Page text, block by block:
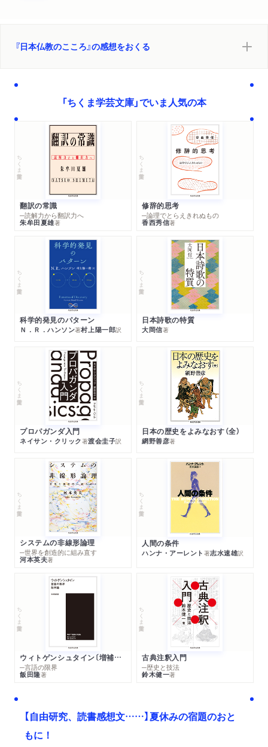
七 戒律
とは／鑑真の来日／天下の三戒壇／律宗／律と禅
ヨーガの起源／ヨーガ派／仏教のヨーガ／中国の禅／看話禅と
黙照禅／褝のさまざま
九 道元の坐禅
道元の立場／坐禅の特色／一如―道元と経典／只管打坐／無常
の意義／修行の理想／後進のために
心と仏／華厳経／華厳三昧／むすび
後記 宮坂宥勝
『日本仏教のこころ』の感想をおくる
「ちくま学芸文庫」でいま人気の本
ちくま学芸文庫
翻訳の常識
─読解力から翻訳力へ
朱牟田夏雄著
ちくま学芸文庫
修辞的思考
─論理でとらえきれぬもの
香西秀信著
ちくま学芸文庫
科学的発見のパターン
Ｎ．Ｒ．ハンソン著村上陽一郎訳
ちくま学芸文庫
日本詩歌の特質
大岡信著
ちくま学芸文庫
プロパガンダ入門
ネイサン・クリック著渡会圭子訳
ちくま学芸文庫
日本の歴史をよみなおす（全）
網野善彦著
ちくま学芸文庫
システムの非線形論理
─世界を創造的に組み直す
河本英夫著
ちくま学芸文庫
人間の条件
ハンナ・アーレント 著志水速雄訳
ちくま学芸文庫
ウィトゲンシュタイン〔増補新版〕
─言語の限界
飯田隆著
ちくま学芸文庫
古典注釈入門
─歴史と技法
鈴木健一著
【自由研究、読書感想文……】夏休みの宿題のおと
もに！